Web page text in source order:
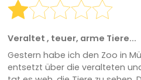
Veraltet , teuer, arme Tiere...
Gestern habe ich den Zoo in
entsetzt über die veralteten